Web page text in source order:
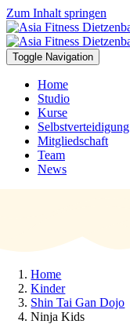
Zum Inhalt springen
Toggle Navigation
Home
Studio
Kurse
Selbstverteidigung
Mitgliedschaft
Team
News
Home
Kinder
Shin Tai Gan Dojo
Ninja Kids